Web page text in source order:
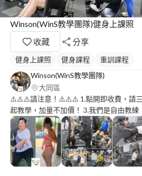
Winson(WinS教學團隊)健身上課照
收藏
分享
健身上課照 健身課程
重訓課程
Winson(WinS教學團隊)
大同區
⚠️⚠️⚠️請注意！⚠️⚠️⚠️ 1.點開即收費，請三
起教學，加量不加價！ 3.我們是自由教練
一間你想要去的健身房都有提供自由教
楚寫在專家檔案。 4.每位專家的報價單
者好好珍惜！！ 5.我們是真心想要幫助
若真的有需求再點開自動報價或是與我聯繫，感謝
‐----------------- 您好，我是WinS教學團